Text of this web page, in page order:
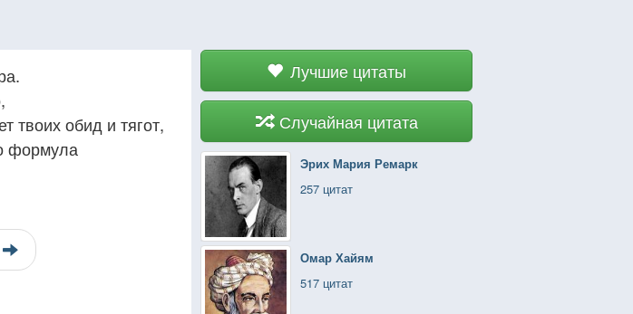
Лучшие цитаты
Случайная цитата
Эрих Мария Ремарк
257 цитат
Омар Хайям
517 цитат
твоих обид и тягот,
формула